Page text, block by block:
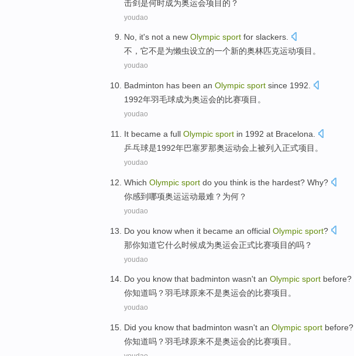
击剑是何时成为奥运会项目 的？
youdao
No, it's not a new Olympic sport for slackers.
不 ， 它不是为懒虫设立的一个新的奥林匹克运动项目 。
youdao
Badminton has been an Olympic sport since 1992.
1992年羽毛球成为奥运会的比赛项目 。
youdao
It became a full Olympic sport in 1992 at Bracelona
乒乓球是1992年巴塞罗那奥运动会上被列入正式项目。
youdao
Which Olympic sport do you think is the hardest? Why?
你感到哪项奥运运动最难 ？ 为何 ？
youdao
Do you know when it became an official Olympic sport?
那你知道它什么时候成为奥运会正式比赛项目的吗？
youdao
Do you know that badminton wasn't an Olympic sport before?
你知道吗？羽毛球原来不是奥运会的比赛项目。
youdao
Did you know that badminton wasn't an Olympic sport before?
你知道吗？羽毛球原来不是奥运会的比赛项目。